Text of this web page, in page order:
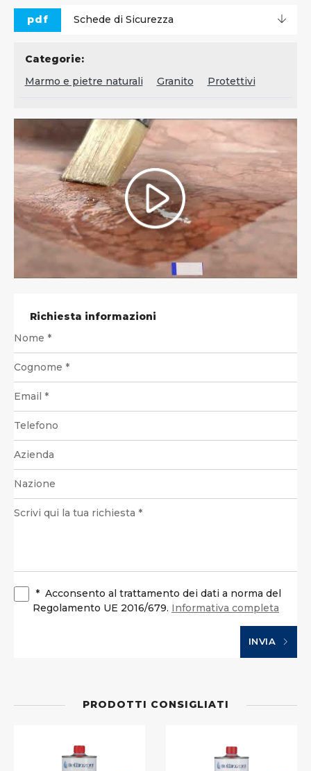
pdf Schede di Sicurezza
Categorie:
Marmo e pietre naturali
Granito Protettivi
Richiesta informazioni
* Acconsento al trattamento dei dati a norma del
Regolamento UE 2016/679. Informativa completa
INVIA
PRODOTTI CONSIGLIATI